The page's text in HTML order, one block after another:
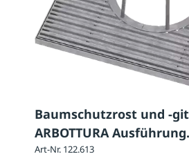
Baumschutzrost und -
ARBOTTURA Ausführung
Art-Nr. 122.613